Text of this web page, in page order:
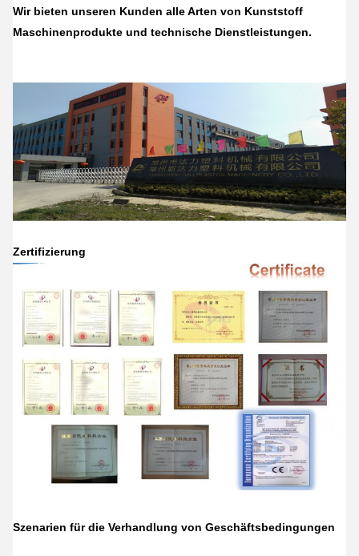
Wir bieten unseren Kunden alle Arten von Kunststoff
Maschinenprodukte und technische Dienstleistungen.
Zertifizierung
Szenarien für die Verhandlung von Geschäftsbedingungen